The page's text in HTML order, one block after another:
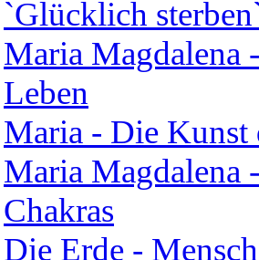
`Glücklich
Maria Magdalena
Leben
Maria - Die Kunst
Maria Magdalena
Chakras
Die Erde -